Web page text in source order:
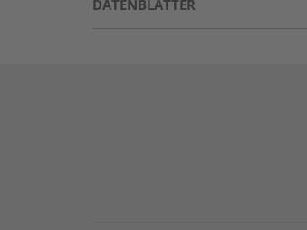
DATENBLÄTTER